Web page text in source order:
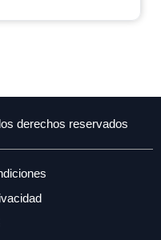
derechos reservados